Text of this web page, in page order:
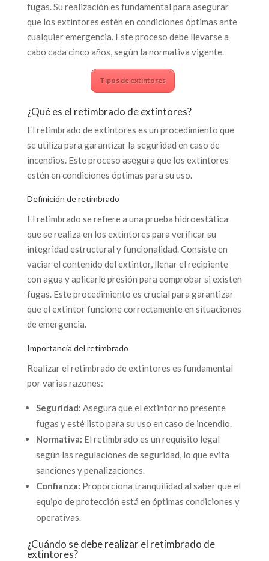
fugas. Su realización es fundamental para asegurar
que los extintores estén en condiciones óptimas ante
cualquier emergencia. Este proceso debe llevarse a
cabo cada cinco años, según la normativa vigente.
Tipos de extintores
¿Qué es el retimbrado de extintores?
El retimbrado de extintores es un procedimiento que
se utiliza para garantizar la seguridad en caso de
incendios. Este proceso asegura que los extintores
estén en condiciones óptimas para su uso.
Definición de retimbrado
El retimbrado se refiere a una prueba hidroestática
que se realiza en los extintores para verificar su
integridad estructural y funcionalidad. Consiste en
vaciar el contenido del extintor, llenar el recipiente
con agua y aplicarle presión para comprobar si existen
fugas. Este procedimiento es crucial para garantizar
que el extintor funcione correctamente en situaciones
de emergencia.
Importancia del retimbrado
Realizar el retimbrado de extintores es fundamental
por varias razones:
Seguridad: Asegura que el extintor no presente
fugas y esté listo para su uso en caso de incendio.
Normativa: El retimbrado es un requisito legal
según las regulaciones de seguridad, lo que evita
sanciones y penalizaciones.
Confianza: Proporciona tranquilidad al saber que el
equipo de protección está en óptimas condiciones y
operativas.
¿Cuándo se debe realizar el retimbrado de
extintores?